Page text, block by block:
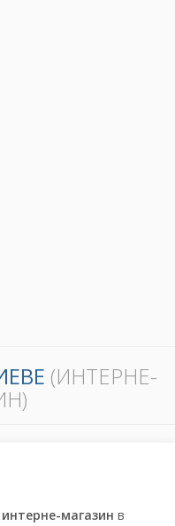
(ИНТЕРНЕ-
магазин в